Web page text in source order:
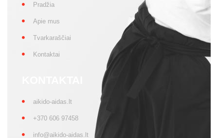
Pradžia
Apie mus
Tvarkaraščiai
Kontaktai
aikido-aidas.lt
+370 606 97458
info@aikido-aidas.lt